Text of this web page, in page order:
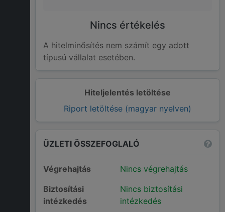
Hiteljelentés letöltése
Riport letöltése (magyar nyelven)
Nincs értékelés
A hitelminősítés nem számít egy adott
típusú vállalat esetében.
ÜZLETI ÖSSZEFOGLALÓ
Végrehajtás
Nincs végrehajtás
Biztosítási
intézkedés
Nincs biztosítási
intézkedés